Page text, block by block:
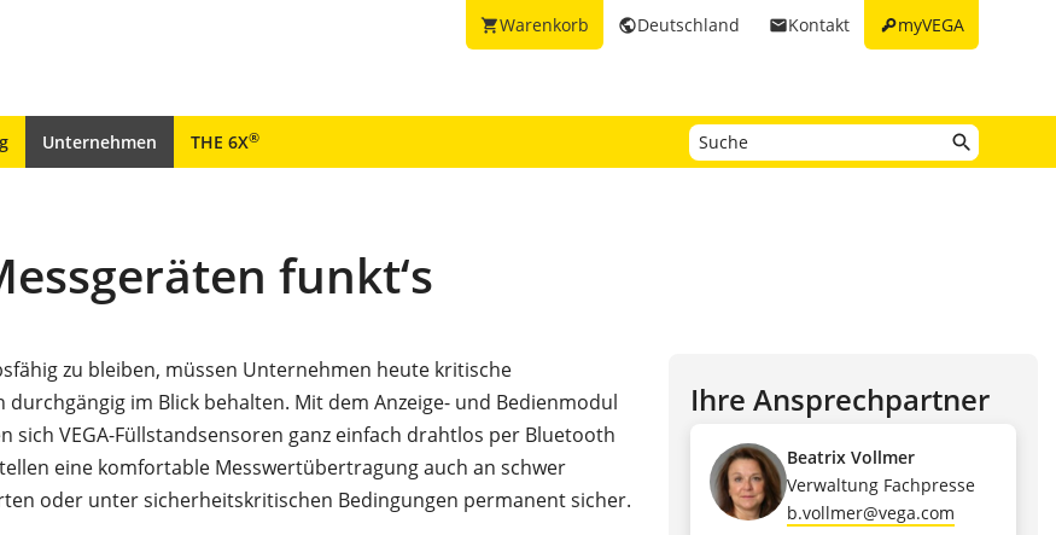
keymyVEGA
emailKontakt
publicDeutschland
shopping_cartWarenkorb
Unternehmen THE 6X®
funkt‘s
zu bleiben, müssen Unternehmen heute kritische
durchgängig im Blick behalten. Mit dem Anzeige- und Bedienmodul
sich VEGA-Füllstandsensoren ganz einfach drahtlos per Bluetooth
eine komfortable Messwertübertragung auch an schwer
oder unter sicherheitskritischen Bedingungen permanent sicher.
Ihre Ansprechpartner
Beatrix Vollmer
Verwaltung Fachpresse
b.vollmer@vega.com